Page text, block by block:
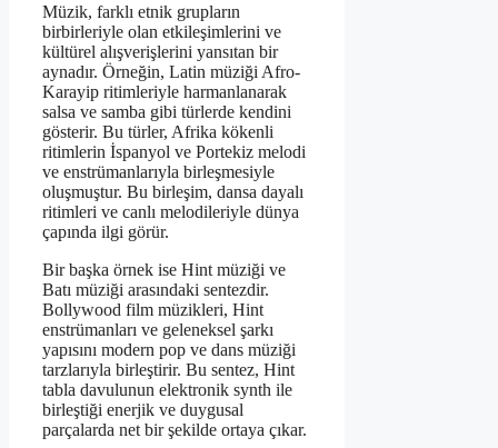
Müzik, farklı etnik grupların
birbirleriyle olan etkileşimlerini ve
kültürel alışverişlerini yansıtan bir
aynadır. Örneğin, Latin müziği Afro-
Karayip ritimleriyle harmanlanarak
salsa ve samba gibi türlerde kendini
gösterir. Bu türler, Afrika kökenli
ritimlerin İspanyol ve Portekiz melodi
ve enstrümanlarıyla birleşmesiyle
oluşmuştur. Bu birleşim, dansa dayalı
ritimleri ve canlı melodileriyle dünya
çapında ilgi görür.
Bir başka örnek ise Hint müziği ve
Batı müziği arasındaki sentezdir.
Bollywood film müzikleri, Hint
enstrümanları ve geleneksel şarkı
yapısını modern pop ve dans müziği
tarzlarıyla birleştirir. Bu sentez, Hint
tabla davulunun elektronik synth ile
birleştiği enerjik ve duygusal
parçalarda net bir şekilde ortaya çıkar.